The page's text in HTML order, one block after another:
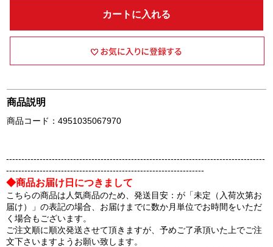
カートに入れる
商品説明
商品コード：4951035067970
-------------------------------------------------------------------------------------
-----------------------------------------------------------------
◆商品お届け日につきまして
こちらの商品は人気商品のため、発送目安：が「未定（入荷次第お
届け）」の表記の場合、お届けまでに数か月単位でお時間をいただ
く場合もございます。
ご注文順に順次発送させて頂きますが、予めご了承頂いた上でご注
文下さいますようお願い致します。